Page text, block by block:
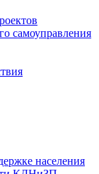
самоуправления
населения